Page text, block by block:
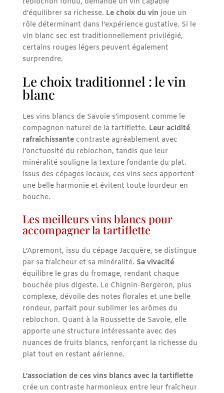
d’équilibrer sa richesse. Le choix du vin joue un
rôle déterminant dans l’expérience gustative. Si le
vin blanc sec est traditionnellement privilégié,
certains rouges légers peuvent également
surprendre.
Le choix traditionnel : le vin
blanc
Les vins blancs de Savoie s’imposent comme le
compagnon naturel de la tartiflette. Leur acidité
rafraîchissantecontraste agréablement avec
l’onctuosité du reblochon, tandis que leur
minéralité souligne la texture fondante du plat.
Issus des cépages locaux, ces vins secs apportent
une belle harmonie et évitent toute lourdeur en
bouche.
Les meilleurs vins blancs pour
accompagner la tartiflette
L’Apremont, issu du cépage Jacquère, se distingue
par sa fraîcheur et sa minéralité. Sa vivacité
équilibre le gras du fromage, rendant chaque
bouchée plus digeste. Le Chignin-Bergeron, plus
complexe, dévoile des notes florales et une belle
rondeur, parfait pour sublimer les arômes du
reblochon. Quant à la Roussette de Savoie, elle
apporte une structure intéressante avec des
nuances de fruits blancs, renforçant la richesse du
plat tout en restant aérienne.
L’association de ces vins blancs avec la tartiflette
crée un contraste harmonieux entre leur fraîcheur